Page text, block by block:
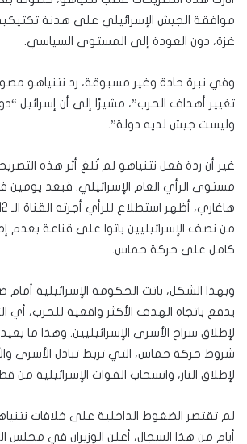
موافقة الجيش الإسرائيلي على هدنة
غزة، دون العودة إلى المستوى السياسي.
وفي نبرة حادة وغير مسبوقة، رد نتنياهو
تغيير أهداف الحرب”، مشيرًا إلى أن إسرائيل
وليست جيش لديه دولة”.
غير أن ردة فعل نتنياهو لم تُلغ أثر هذه
مستوى الرأي العام الإسرائيلي. فبعد
من نصف الإسرائيليين باتوا على قناعة بعدم
كامل على حركة حماس.
وبهذا الشكل، باتت الحكومة الإسرائيلية
يدفع باتجاه الهدف الأكثر واقعية للحرب، أي
لإطلاق سراح الأسرى الإسرائيليين. وهذا ما
شروط حركة حماس، التي تربط تبادل الأسرى
لإطلاق النار، وانسحاب القوات الإسرائيلية من
لم تقتصر الضغوط الداخلية على خلافات
أيام من هذا السجال، أعلن الوزيران في مجلس